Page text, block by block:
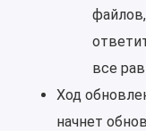
все
Ход
начнет